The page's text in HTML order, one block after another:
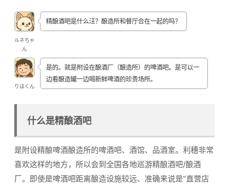
ルネちゃ
ん
精酿酒吧是什么汪？酿造所和餐厅合在一起的吗？
りほくん
是的。就是附设在酿酒厂（酿造所）的啤酒吧。是可以一
边看酿造罐一边喝新鲜啤酒的珍贵场所。
什么是精酿酒吧
是附设精酿啤酒酿造所的啤酒吧、酒馆、品酒室。利穗非常
喜欢这样的地方，所以会到全国各地巡游精酿酒吧/酿酒
厂。即使是啤酒吧距离酿造设施较远、准确来说是”直营店